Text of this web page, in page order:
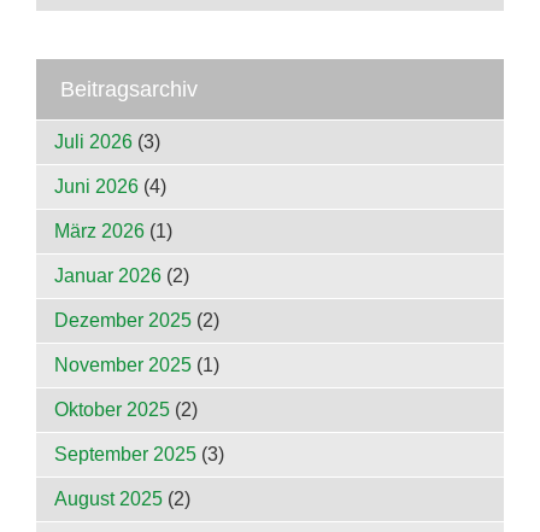
Beitragsarchiv
Juli 2026 (3)
Juni 2026 (4)
März 2026 (1)
Januar 2026 (2)
Dezember 2025 (2)
November 2025 (1)
Oktober 2025 (2)
September 2025 (3)
August 2025 (2)